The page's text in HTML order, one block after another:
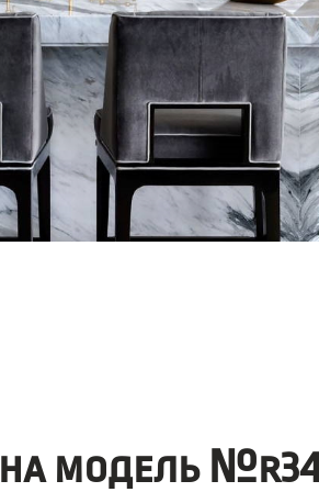
модель